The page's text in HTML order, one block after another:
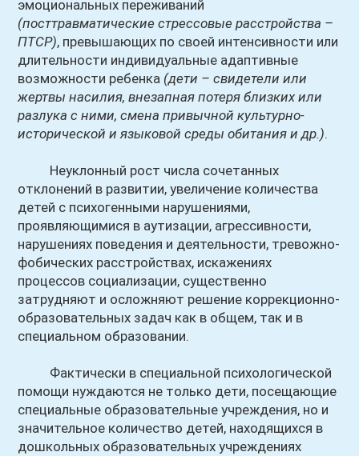
эмоциональных переживаний
(посттравматические стрессовые расстройства –
ПТСР), превышающих по своей интенсивности или
длительности индивидуальные адаптивные
возможности ребенка (дети – свидетели или
жертвы насилия, внезапная потеря близких или
разлука с ними, смена привычной культурно-
исторической и языковой среды обитания и др.).
Неуклонный рост числа сочетанных
отклонений в развитии, увеличение количества
детей с психогенными нарушениями,
проявляющимися в аутизации, агрессивности,
нарушениях поведения и деятельности, тревожно-
фобических расстройствах, искажениях
процессов социализации, существенно
затрудняют и осложняют решение коррекционно-
образовательных задач как в общем, так и в
специальном образовании.
Фактически в специальной психологической
помощи нуждаются не только дети, посещающие
специальные образовательные учреждения, но и
значительное количество детей, находящихся в
дошкольных образовательных учреждениях